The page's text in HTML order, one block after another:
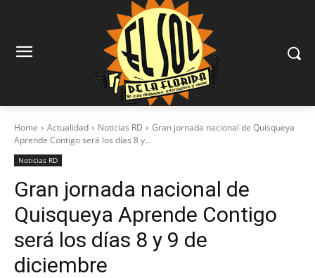
Home Actualidad Noticias RD
Gran jornada nacional de Quisqueya
Aprende Contigo será los días 8 y...
Noticias RD
Gran jornada nacional de
Quisqueya Aprende Contigo
será los días 8 y 9 de
diciembre